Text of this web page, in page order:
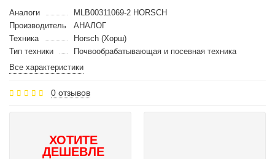
Аналоги
MLB00311069-2 HORSCH
Производитель
АНАЛОГ
Техника
Horsch (Хорш)
Тип техники
Почвообрабатывающая и посевная техника
Все характеристики
0 отзывов
ХОТИТЕ
ДЕШЕВЛЕ